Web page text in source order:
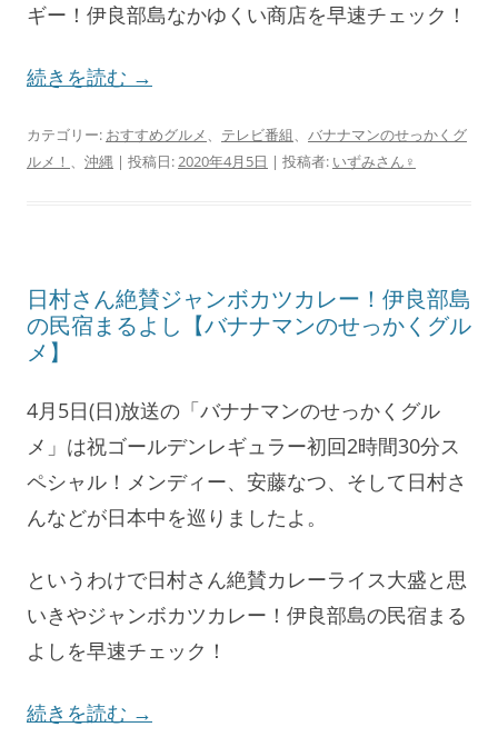
ギー！伊良部島なかゆくい商店を早速チェック！
続きを読む →
カテゴリー: おすすめグルメ、 テレビ番組、 バナナマンのせっかくグ
ルメ！ 、 沖縄 | 投稿日:2020年4月5日 | 投稿者: いずみさん♀
日村さん絶賛ジャンボカツカレー！伊良部島
の民宿まるよし【バナナマンのせっかくグル
メ】
4月5日(日)放送の「バナナマンのせっかくグル
メ」は祝ゴールデンレギュラー初回2時間30分ス
ペシャル！メンディー、安藤なつ、そして日村さ
んなどが日本中を巡りましたよ。
というわけで日村さん絶賛カレーライス大盛と思
いきやジャンボカツカレー！伊良部島の民宿まる
よしを早速チェック！
続きを読む →